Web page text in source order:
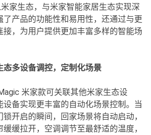
家生态，与米家智能家居生态实现深
了产品的功能性和易用性，还通过与更
接，为用户提供更加丰富多样的智能场
态多设备调控，定制化场景
米家款可关联其他米家生态设
备实现更丰富的自动化场景控制。当
开启的瞬间，回家场景将自动启动，
缓拉开，空调调节至最舒适的温度，